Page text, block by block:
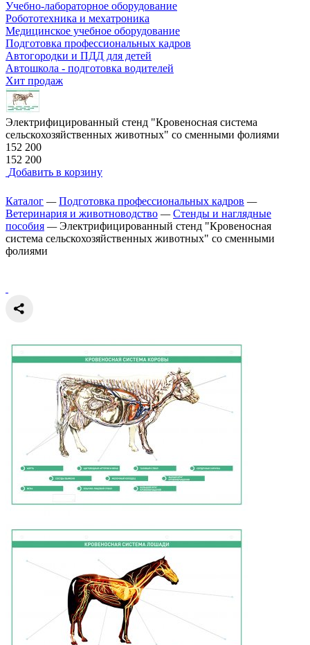
Учебно-лабораторное оборудование
Робототехника и мехатроника
Медицинское учебное оборудование
Подготовка профессиональных кадров
Автогородки и ПДД для детей
Автошкола - подготовка водителей
Хит продаж
Электрифицированный стенд "Кровеносная система
сельскохозяйственных животных" со сменными фолиями
152 200
152 200
Добавить в корзину
Каталог —Подготовка профессиональных кадров —
Ветеринария и животноводство —Стенды и наглядные
пособия —Электрифицированный стенд "Кровеносная
система сельскохозяйственных животных" со сменными
фолиями